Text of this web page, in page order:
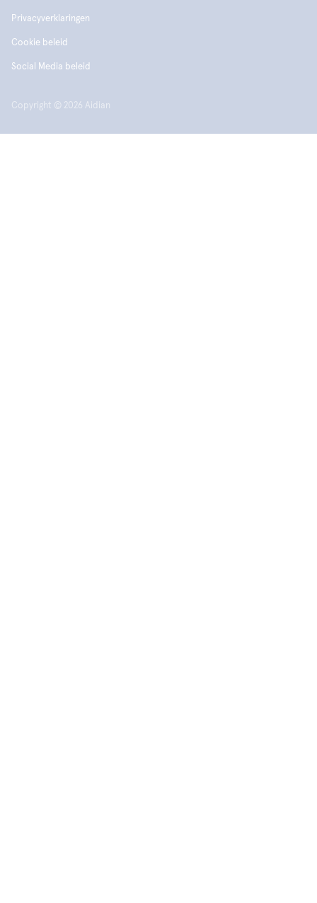
Copyright © 2026 Aidian
Privacyverklaringen
Cookie beleid
Social Media beleid